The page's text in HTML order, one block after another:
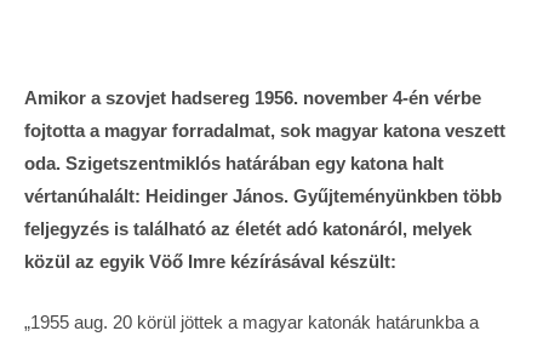
Amikor a szovjet hadsereg 1956. november 4-én vérbe
fojtotta a magyar forradalmat, sok magyar katona veszett
oda. Szigetszentmiklós határában egy katona halt
vértanúhalált: Heidinger János. Gyűjteményünkben több
feljegyzés is található az életét adó katonáról, melyek
közül az egyik Vöő Imre kézírásával készült:
„1955 aug. 20 körül jöttek a magyar katonák határunkba a